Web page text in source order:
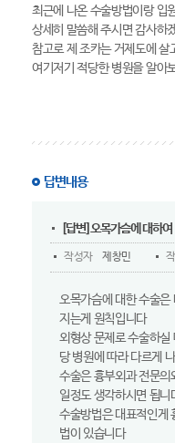
최근에 나온 수술방법이랑 입
상세히 말씀해 주시면 감사하
참고로 제 조카는 거제도에 살
여기저기 적당한 병원을 알아
답변내용
[답변]오목가슴에 대하여
작성자 제창민
오목가슴에 대한 수술은
지는게 원칙입니다
외형상 문제로 수술하실
당 병원에 따라 다르게
수술은 흉부외과 전문
일정도 생각하시면 됩니
수술방법은 대표적인게
법이 있습니다